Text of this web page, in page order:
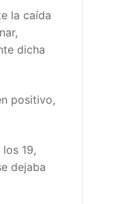
la caída
dicha
positivo,
19,
dejaba